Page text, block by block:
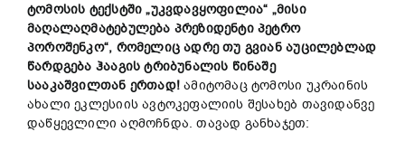
ტომოსის ტექსტში „უკვდავყოფილია“ „მისი
მაღალაღმატებულება პრეზიდენტი პეტრო
პოროშენკო“, რომელიც ადრე თუ გვიან აუცილებლად
წარდგება ჰააგის ტრიბუნალის წინაშე
სააკაშვილთან ერთად!ამიტომაც ტომოსი უკრაინის
ახალი ეკლესიის ავტოკეფალიის შესახებ თავიდანვე
დაწყევლილი აღმოჩნდა. თავად განხაჯეთ: